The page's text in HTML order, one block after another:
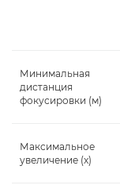
Минимальная
дистанция
фокусировки (м)
Максимальное
увеличение (x)